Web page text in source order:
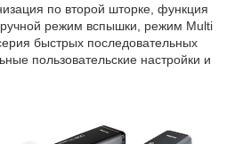
по второй шторке, функция
режим вспышки, режим Multi
быстрых последовательных
пользовательские настройки и